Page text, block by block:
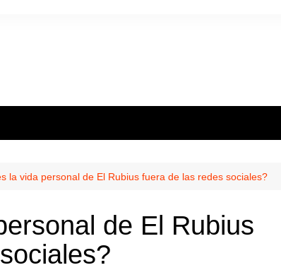
la vida personal de El Rubius fuera de las redes sociales?
de El Rubius